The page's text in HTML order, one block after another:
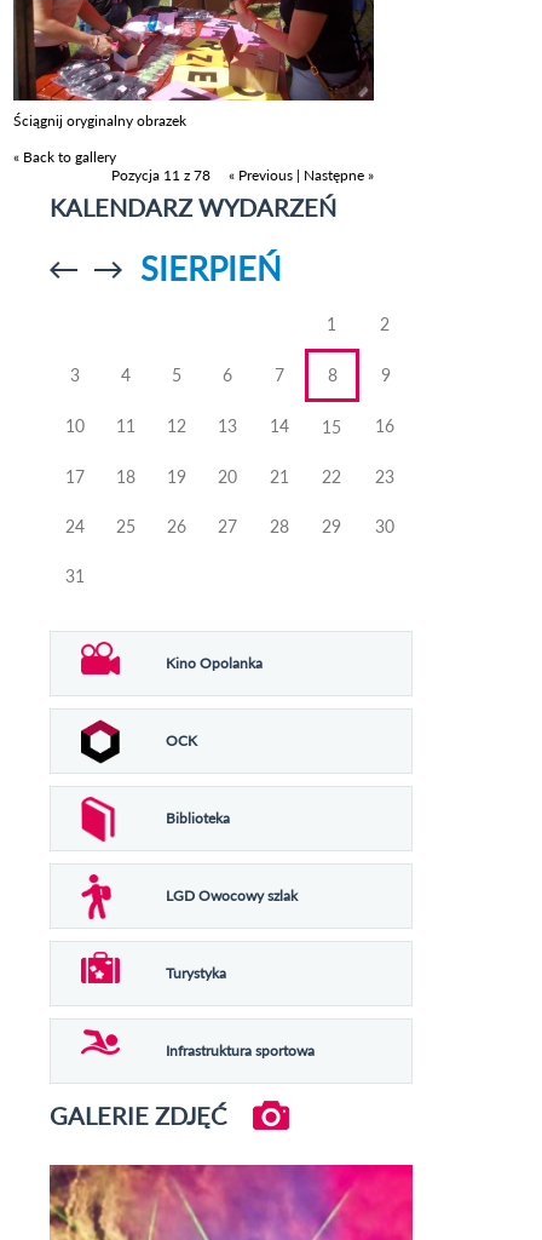
Ściągnij oryginalny obrazek
« Back to gallery
Pozycja 11 z 78
« Previous | Następne »
KALENDARZ WYDARZEŃ
Przejdź doPrzejdź do
SIERPIEŃ
1 2
3 4 5 6 7 8 9
10 11 12 13 14 15 16
17 18 19 20 21 22 23
24 25 26 27 28 29 30
31
Kino Opolanka
OCK
Biblioteka
LGD Owocowy szlak
Turystyka
Infrastruktura sportowa
GALERIE ZDJĘĆ